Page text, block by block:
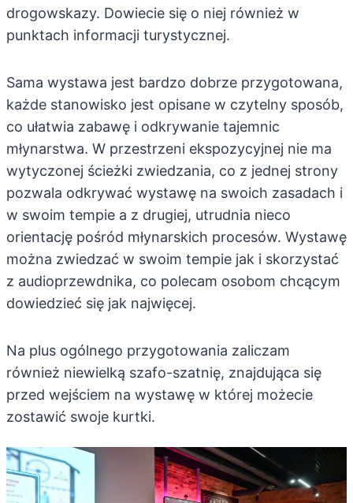
drogowskazy. Dowiecie się o niej również w
punktach informacji turystycznej.
Sama wystawa jest bardzo dobrze przygotowana,
każde stanowisko jest opisane w czytelny sposób,
co ułatwia zabawę i odkrywanie tajemnic
młynarstwa. W przestrzeni ekspozycyjnej nie ma
wytyczonej ścieżki zwiedzania, co z jednej strony
pozwala odkrywać wystawę na swoich zasadach i
w swoim tempie a z drugiej, utrudnia nieco
orientację pośród młynarskich procesów. Wystawę
można zwiedzać w swoim tempie jak i skorzystać
z audioprzewdnika, co polecam osobom chcącym
dowiedzieć się jak najwięcej.
Na plus ogólnego przygotowania zaliczam
również niewielką szafo-szatnię, znajdująca się
przed wejściem na wystawę w której możecie
zostawić swoje kurtki.